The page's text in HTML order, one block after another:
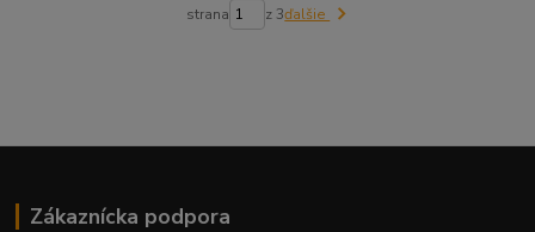
strana z 3ďalšie
Zákaznícka podpora